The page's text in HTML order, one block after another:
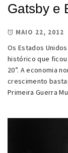
Gatsby e
MAIO 22, 2012
Os Estados
histórico que
20”. A economia
crescimento
Primeira Guerra